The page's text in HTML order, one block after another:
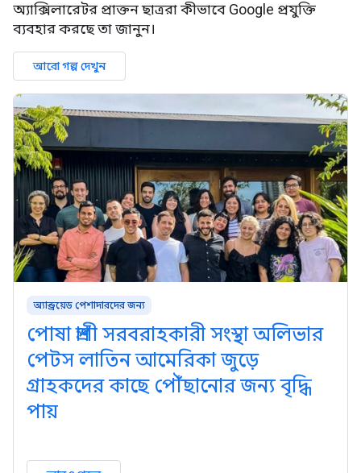
অ্যাক্সিলারেটর প্রাক্তন ছাত্ররা কীভাবে Google প্রযুক্তি
ব্যবহার করছে তা জানুন।
আরো গল্প দেখুন
অ্যান্ড্রয়েড পেশাদারদের জন্য
পোষা প্রাণী সরবরাহকারী সংস্থা অলিভার
পেটস লাতিন আমেরিকা জুড়ে
গ্রাহকদের কাছে পৌঁছানোর জন্য বৃদ্ধি
পায়